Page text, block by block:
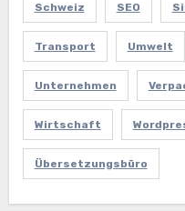
Schweiz SEO
Transport Umwelt
Unternehmen
Wirtschaft
Übersetzungsbüro